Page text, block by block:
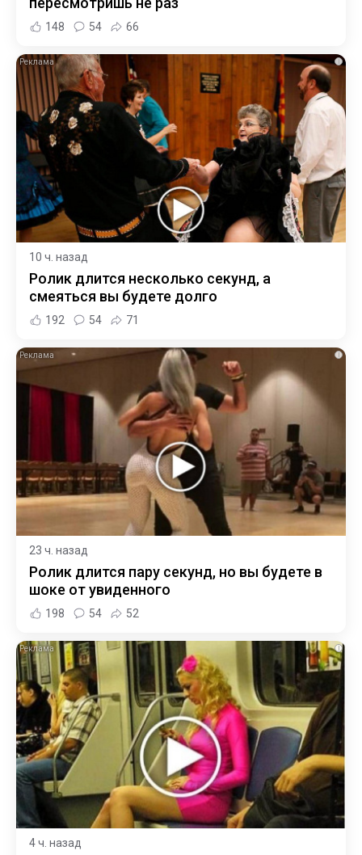
148 54 66
i
10 ч. назад
Ролик длится несколько секунд, а
смеяться вы будете долго
192 54 71
i
23 ч. назад
Ролик длится пару секунд, но вы будете в
шоке от увиденного
198 54 52
i
4 ч. назад